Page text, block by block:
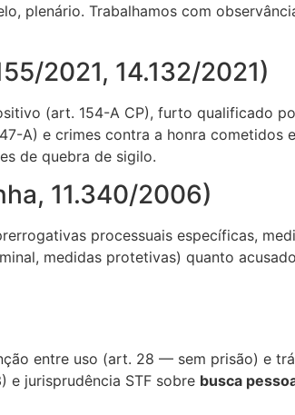
plenário. Trabalhamos com
2021, 14.132/2021)
(art. 154-A CP), furto qualificado
A) e crimes contra a honra cometidos
de quebra de sigilo.
11.340/2006)
processuais específicas,
medidas protetivas) quanto
entre uso (art. 28 — sem prisão) e
jurisprudência STF sobre busca